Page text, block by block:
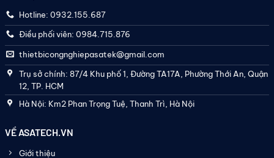
Hotline: 0932.155.687
Điều phối viên: 0984.715.876
thietbicongnghiepasatek@gmail.com
Trụ sở chính: 87/4 Khu phố 1, Đường TA17A, Phường Thới An, Quận
12, TP. HCM
Hà Nội: Km2 Phan Trọng Tuệ, Thanh Trì, Hà Nội
VỀ ASATECH.VN
Giới thiệu